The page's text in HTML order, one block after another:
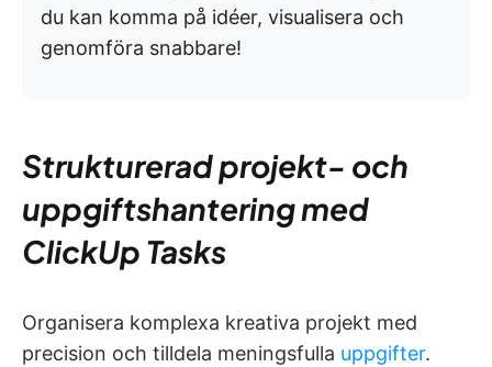
du kan komma på idéer, visualisera och
genomföra snabbare!
Strukturerad projekt- och
uppgiftshantering med
ClickUp Tasks
Organisera komplexa kreativa projekt med
precision och tilldela meningsfulla uppgifter.